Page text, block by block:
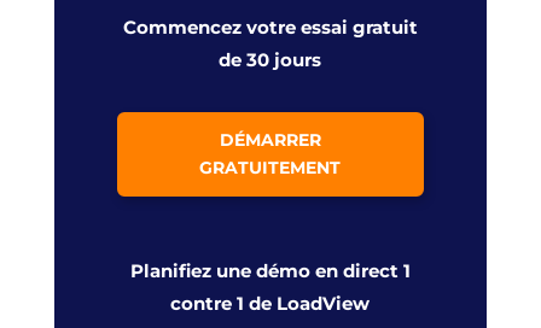
Commencez votre essai gratuit
de 30 jours
DÉMARRER
GRATUITEMENT
Planifiez une démo en direct 1
contre 1 de LoadView